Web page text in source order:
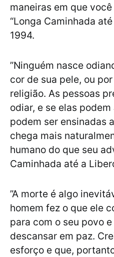
maneiras em que
“Longa Caminhada
1994.
”Ninguém nasce
cor de sua pele, ou
religião. As pessoas
odiar, e se elas
podem ser ensinadas
chega mais
humano do que seu
Caminhada até a
”A morte é algo
homem fez o que ele
para com o seu povo
descansar em paz.
esforço e que,